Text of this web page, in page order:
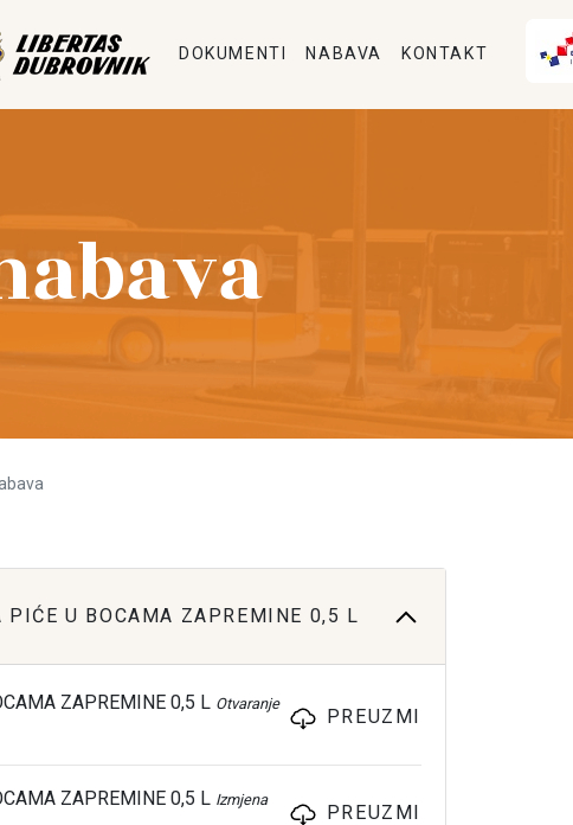
DOKUMENTI NABAVA KONTAKT
U BOCAMA ZAPREMINE 0,5 L
ZAPREMINE 0,5 L Otvaranje
PREUZMI
ZAPREMINE 0,5 L Izmjena
PREUZMI